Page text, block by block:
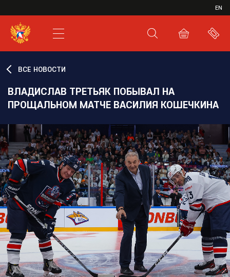
EN
XHL.RU
ВКС
ВСЕ НОВОСТИ
ВЛАДИСЛАВ ТРЕТЬЯК ПОБЫВАЛ НА
ПРОЩАЛЬНОМ МАТЧЕ ВАСИЛИЯ КОШЕЧКИНА